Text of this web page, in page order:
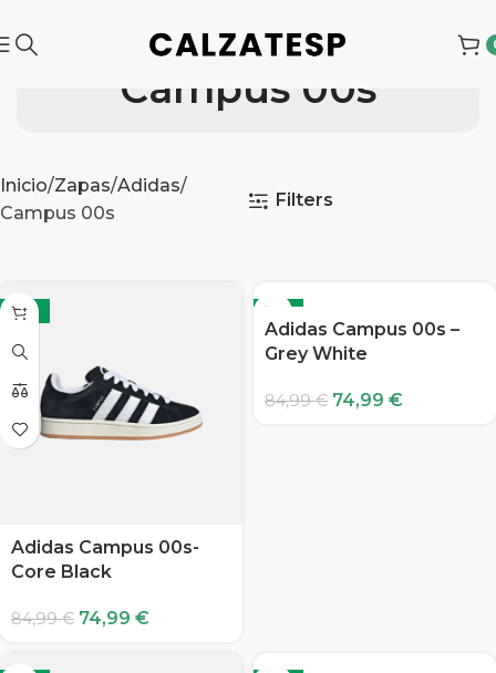
Campus 00s
Inicio Zapas Adidas
Campus 00s
Filters
-12%
Adidas Campus 00s-
Core Black
84,99€ 74,99 €
-12%
Adidas Campus 00s –
Grey White
84,99€ 74,99 €